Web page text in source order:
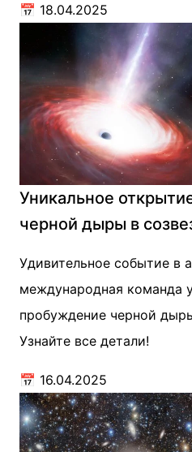
📅 18.04.2025
Уникальное
черной дыры в
Удивительное событие в
международная команда
пробуждение черной
Узнайте все детали!
📅 16.04.2025